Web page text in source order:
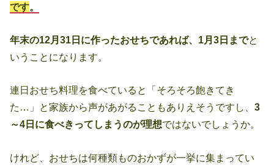
です。
年末の12月31日に作ったおせちであれば、1月3日までと
いうことになります。
連日おせち料理を食べていると「そろそろ飽きてき
た…」と家族から声があがることもありえそうですし、3
～4日に食べきってしまうのが理想ではないでしょうか。
けれど、おせちは何種類ものおかずが一挙に集まってい